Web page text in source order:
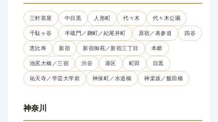
三軒茶屋 中目黒 人形町 代々木 代々木公園
千駄ヶ谷 半蔵門／麹町／紀尾井町 原宿／表参道 四谷
恵比寿 新宿 新宿御苑／新宿三丁目 本郷
池尻大橋／三宿 渋谷 港区 町田 目黒
祐天寺／学芸大学前 神保町／水道橋 神楽坂／飯田橋
神奈川